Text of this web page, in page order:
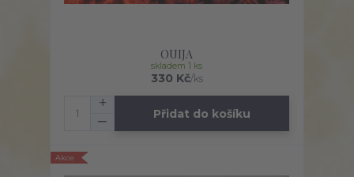
OUIJA
330 Kč/ks
skladem 1 ks
Přidat do košíku
Akce